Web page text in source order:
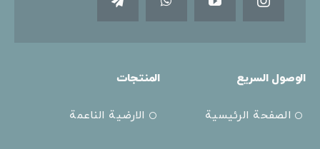
الوصول السريع
الصفحة الرئيسية
المنتجات
الارضية الناعمة